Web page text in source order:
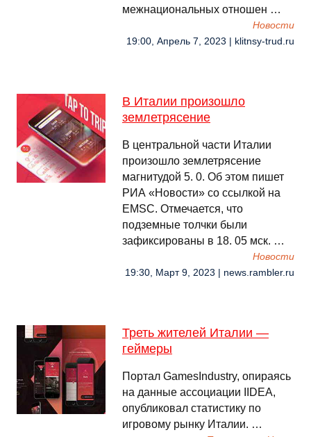
межнациональных отношен …
Новости
19:00, Апрель 7, 2023 | klitnsy-trud.ru
В Италии произошло
землетрясение
В центральной части Италии
произошло землетрясение
магнитудой 5. 0. Об этом пишет
РИА «Новости» со ссылкой на
EMSC. Отмечается, что
подземные толчки были
зафиксированы в 18. 05 мск. …
Новости
19:30, Март 9, 2023 | news.rambler.ru
Треть жителей Италии —
геймеры
Портал GamesIndustry, опираясь
на данные ассоциации IIDEA,
опубликовал статистику по
игровому рынку Италии. …